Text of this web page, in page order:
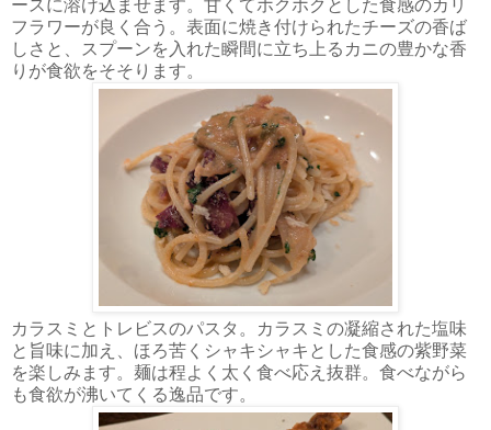
ースに溶け込ませます。甘くてホクホクとした食感のカリ
フラワーが良く合う。表面に焼き付けられたチーズの香ば
しさと、スプーンを入れた瞬間に立ち上るカニの豊かな香
りが食欲をそそります。
カラスミとトレビスのパスタ。カラスミの凝縮された塩味
と旨味に加え、ほろ苦くシャキシャキとした食感の紫野菜
を楽しみます。麺は程よく太く食べ応え抜群。食べながら
も食欲が沸いてくる逸品です。